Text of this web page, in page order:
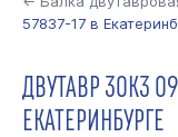
57837-17 в
ДВУТАВР 30К3
ЕКАТЕРИНБУРГЕ